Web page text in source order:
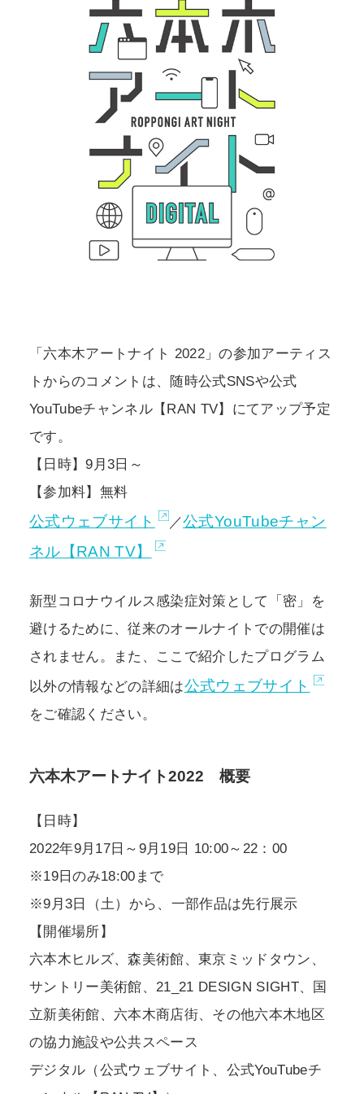
「六本木アートナイト 2022」の参加アーティス
トからのコメントは、随時公式SNSや公式
YouTubeチャンネル【RAN TV】にてアップ予定
です。
【日時】9月3日～
【参加料】無料
公式ウェブサイト ／公式YouTubeチャン
ネル【RAN TV】
新型コロナウイルス感染症対策として「密」を
避けるために、従来のオールナイトでの開催は
されません。また、ここで紹介したプログラム
以外の情報などの詳細は公式ウェブサイト
をご確認ください。
六本木アートナイト2022 概要
【日時】
2022年9月17日～9月19日 10:00～22：00
※19日のみ18:00まで
※9月3日（土）から、一部作品は先行展示
【開催場所】
六本木ヒルズ、森美術館、東京ミッドタウン、
サントリー美術館、21_21 DESIGN SIGHT、国
立新美術館、六本木商店街、その他六本木地区
の協力施設や公共スペース
デジタル（公式ウェブサイト、公式YouTubeチ